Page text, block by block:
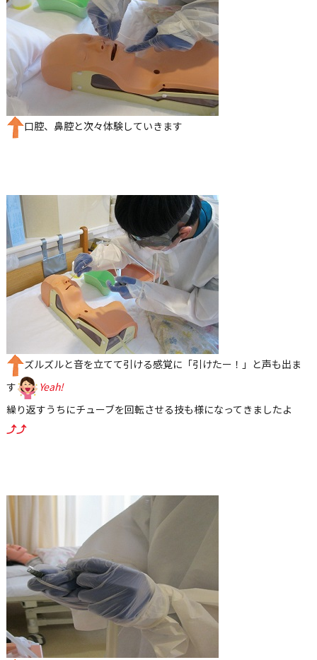
口腔、鼻腔と次々体験していきます
ズルズルと音を立てて引ける感覚に「引けたー！」と声も出ま
す
Yeah!
繰り返すうちにチューブを回転させる技も様になってきましたよ
⤴⤴